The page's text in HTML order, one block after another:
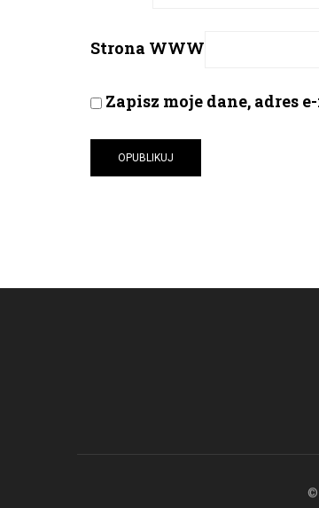
Strona WWW
Zapisz moje dane, adres
©